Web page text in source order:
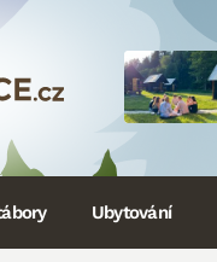
Ubytování